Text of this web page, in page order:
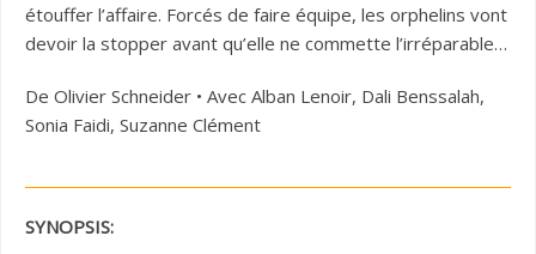
étouffer l’affaire. Forcés de faire équipe, les orphelins vont
devoir la stopper avant qu’elle ne commette l’irréparable…
De Olivier Schneider • Avec Alban Lenoir, Dali Benssalah,
Sonia Faidi, Suzanne Clément
SYNOPSIS: